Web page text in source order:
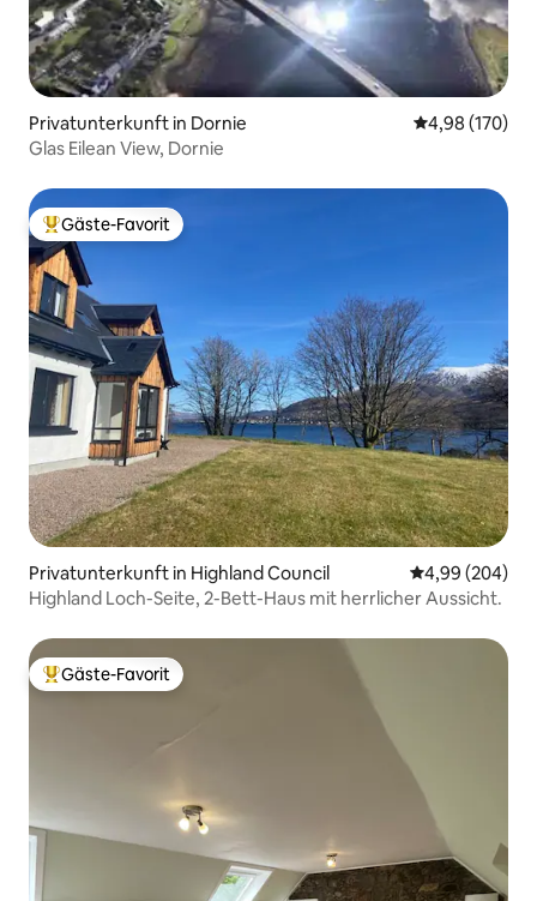
Privatunterkunft in Dornie
4,98 (170)
Glas Eilean View, Dornie
Beliebter Gäste-Favorit.
Gäste-Favorit
Privatunterkunft in Highland Council
4,99 (204)
Highland Loch-Seite, 2-Bett-Haus mit herrlicher Aussicht.
Beliebter Gäste-Favorit.
Gäste-Favorit